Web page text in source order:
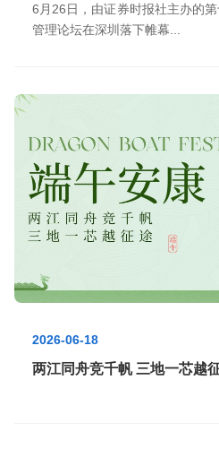
6月26日，由证券时报社主办的
管理论坛在深圳落下帷幕...
2026-06-18
两江同舟竞千帆 三地一芯越